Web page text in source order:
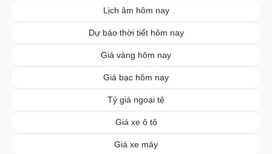
Lịch âm hôm nay
Dự báo thời tiết hôm nay
Giá vàng hôm nay
Giá bạc hôm nay
Tỷ giá ngoại tệ
Giá xe ô tô
Giá xe máy